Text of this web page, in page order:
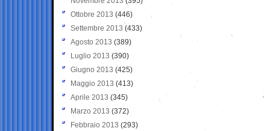
Ottobre 2013 (446)
Settembre 2013 (433)
Agosto 2013 (389)
Luglio 2013 (390)
Giugno 2013 (425)
Maggio 2013 (413)
Aprile 2013 (345)
Marzo 2013 (372)
Febbraio 2013 (293)